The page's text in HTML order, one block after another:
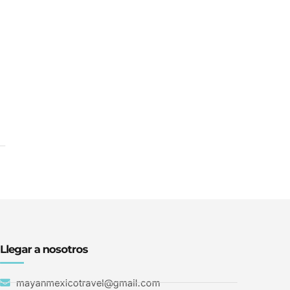
Llegar a nosotros
mayanmexicotravel@gmail.com